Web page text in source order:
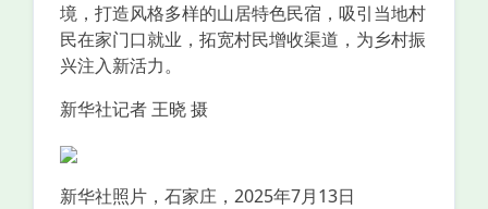
境，打造风格多样的山居特色民宿，吸引当地村
民在家门口就业，拓宽村民增收渠道，为乡村振
兴注入新活力。
新华社记者 王晓 摄
新华社照片，石家庄，2025年7月13日